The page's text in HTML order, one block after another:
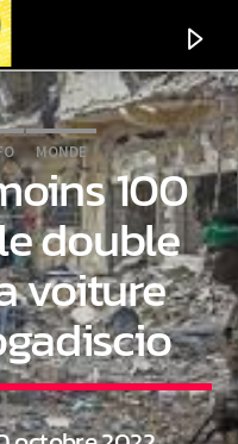
MONDE
100
double
voiture